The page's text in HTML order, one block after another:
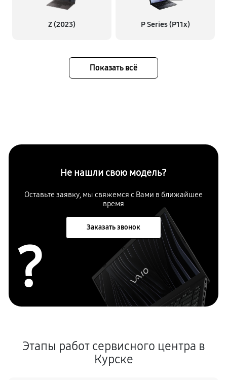
Z (2023) P Series (P11x)
Показать всё
Не нашли свою модель?
Оставьте заявку, мы свяжемся с Вами в ближайшее
время
Заказать звонок
?
Этапы работ сервисного центра в
Курске